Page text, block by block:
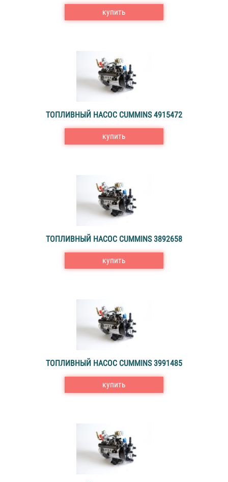
купить
ТОПЛИВНЫЙ НАСОС CUMMINS 4915472
купить
ТОПЛИВНЫЙ НАСОС CUMMINS 3892658
купить
ТОПЛИВНЫЙ НАСОС CUMMINS 3991485
купить